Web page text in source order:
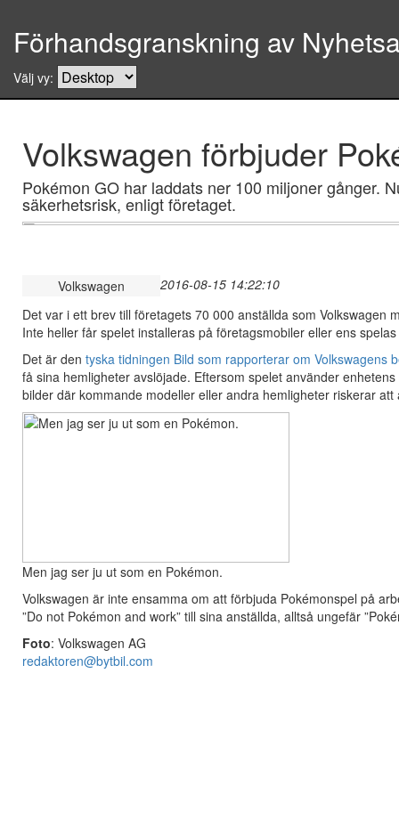
Förhandsgranskning av
Välj vy:
Volkswagen förbjuder
Pokémon GO har laddats ner 100 miljoner gånger.
säkerhetsrisk, enligt företaget.
2016-08-15 14:22:10
Volkswagen
Det var i ett brev till företagets 70 000 anställda som
Inte heller får spelet installeras på företagsmobiler eller ens
Det är den tyska tidningen Bild som rapporterar om Volkswagens
få sina hemligheter avslöjade. Eftersom spelet använder
bilder där kommande modeller eller andra hemligheter riskerar att
Men jag ser ju ut som en Pokémon.
Volkswagen är inte ensamma om att förbjuda Pokémonspel på
”Do not Pokémon and work” till sina anställda, alltså ungefär
Foto: Volkswagen AG
redaktoren@bytbil.com